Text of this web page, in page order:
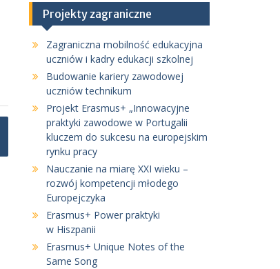
Projekty zagraniczne
Zagraniczna mobilność edukacyjna
uczniów i kadry edukacji szkolnej
Budowanie kariery zawodowej
uczniów technikum
Projekt Erasmus+ „Innowacyjne
praktyki zawodowe w Portugalii
kluczem do sukcesu na europejskim
rynku pracy
Nauczanie na miarę XXI wieku –
rozwój kompetencji młodego
Europejczyka
Erasmus+ Power praktyki
w Hiszpanii
Erasmus+ Unique Notes of the
Same Song